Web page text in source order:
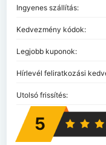
Ingyenes szállítás:
Kedvezmény kódok:
Legjobb kuponok:
Hírlevél feliratkozási
Utolsó frissítés:
5